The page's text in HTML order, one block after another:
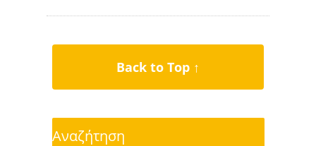
Back to Top ↑
Αναζήτηση